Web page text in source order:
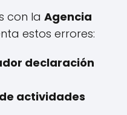
con la Agencia
estos errores:
declaración
actividades